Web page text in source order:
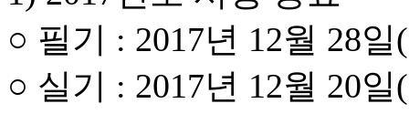
○ 필기 : 2017년 12월 28일
○ 실기 : 2017년 12월 20일